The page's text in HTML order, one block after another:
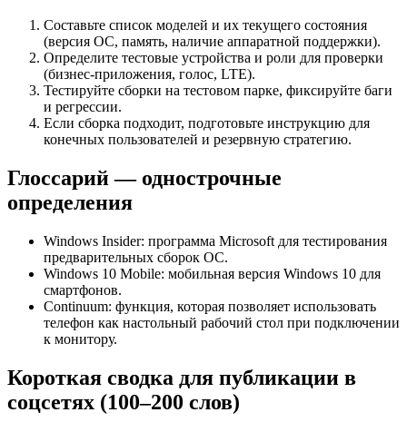
Составьте список моделей и их текущего состояния
(версия ОС, память, наличие аппаратной поддержки).
Определите тестовые устройства и роли для проверки
(бизнес‑приложения, голос, LTE).
Тестируйте сборки на тестовом парке, фиксируйте баги
и регрессии.
Если сборка подходит, подготовьте инструкцию для
конечных пользователей и резервную стратегию.
Глоссарий — однострочные
определения
Windows Insider: программа Microsoft для тестирования
предварительных сборок ОС.
Windows 10 Mobile: мобильная версия Windows 10 для
смартфонов.
Continuum: функция, которая позволяет использовать
телефон как настольный рабочий стол при подключении
к монитору.
Короткая сводка для публикации в
соцсетях (100–200 слов)